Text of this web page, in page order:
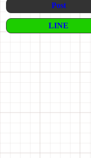
Post
LINE